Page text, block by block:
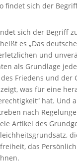
findet sich der
sich der Begriff
es „Das
und
als Grundlage
Friedens und der
was für eine
hat. Und
nach
Artikel des
das